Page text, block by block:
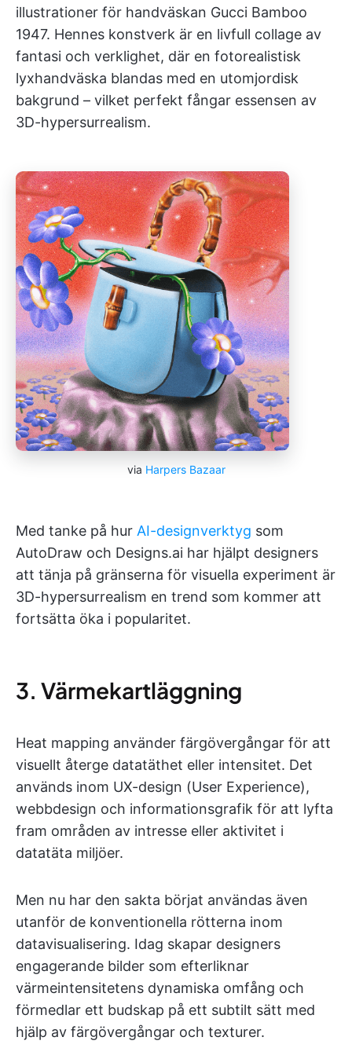
illustrationer för handväskan Gucci Bamboo
1947. Hennes konstverk är en livfull collage av
fantasi och verklighet, där en fotorealistisk
lyxhandväska blandas med en utomjordisk
bakgrund – vilket perfekt fångar essensen av
3D-hypersurrealism.
via Harpers Bazaar
Med tanke på hur AI-designverktyg som
AutoDraw och Designs.ai har hjälpt designers
att tänja på gränserna för visuella experiment är
3D-hypersurrealism en trend som kommer att
fortsätta öka i popularitet.
3. Värmekartläggning
Heat mapping använder färgövergångar för att
visuellt återge datatäthet eller intensitet. Det
används inom UX-design (User Experience),
webbdesign och informationsgrafik för att lyfta
fram områden av intresse eller aktivitet i
datatäta miljöer.
Men nu har den sakta börjat användas även
utanför de konventionella rötterna inom
datavisualisering. Idag skapar designers
engagerande bilder som efterliknar
värmeintensitetens dynamiska omfång och
förmedlar ett budskap på ett subtilt sätt med
hjälp av färgövergångar och texturer.